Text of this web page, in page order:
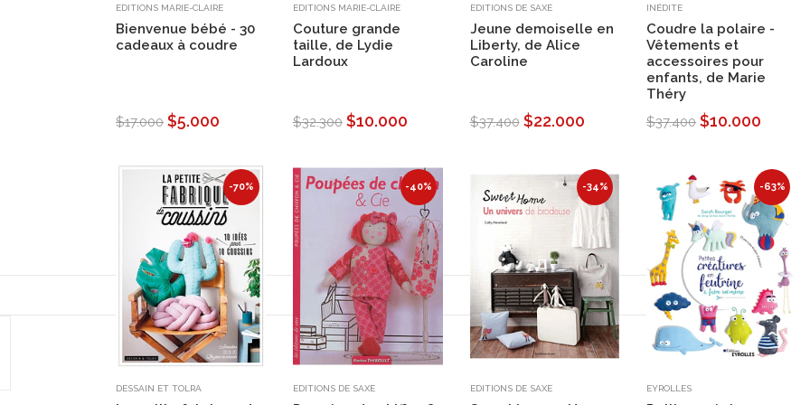
EDITIONS MARIE-CLAIRE
Bienvenue bébé - 30
cadeaux à coudre
$17.000 $5.000
EDITIONS MARIE-CLAIRE
Couture grande
taille, de Lydie
Lardoux
$32.300 $10.000
EDITIONS DE SAXE
Jeune demoiselle en
Liberty, de Alice
Caroline
$37.400 $22.000
INÉDITE
Coudre la polaire -
Vêtements et
accessoires pour
enfants, de Marie
Théry
$37.400 $10.000
-70%
DESSAIN ET TOLRA
-40%
EDITIONS DE SAXE
-34%
EDITIONS DE SAXE
-63%
EYROLLES